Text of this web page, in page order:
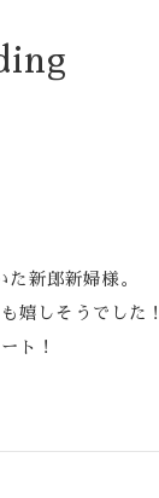
新郎新婦様。
嬉しそうでした！
ト！